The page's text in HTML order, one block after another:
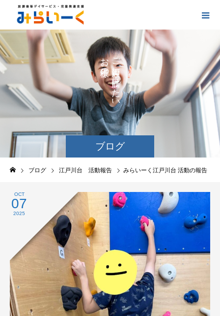
ブログ
ご
に
け
た
い
お
の
の
ブログ 江戸川台 活動報告 みらいーく江戸川台 活動の報告
OCT
07
2025